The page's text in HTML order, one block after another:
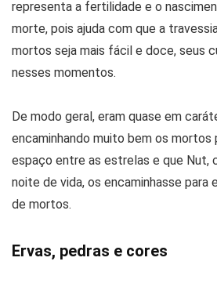
representa a fertilidade e o
morte, pois ajuda com que a
mortos seja mais fácil e doce, seus
nesses momentos.
De modo geral, eram quase em
encaminhando muito bem os mortos
espaço entre as estrelas e que Nut,
noite de vida, os encaminhasse para
de mortos.
Ervas, pedras e cores